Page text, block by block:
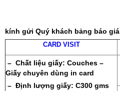
kính gửi Quý khách bảng báo giá
CARD VISIT
– Chất liệu giấy: Couches –
Giấy chuyên dùng in card
– Định lượng giấy: C300 gms